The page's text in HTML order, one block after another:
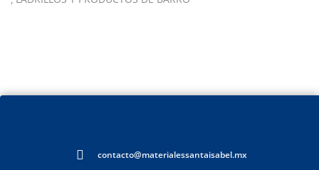
contacto@materialessantaisabel.mx